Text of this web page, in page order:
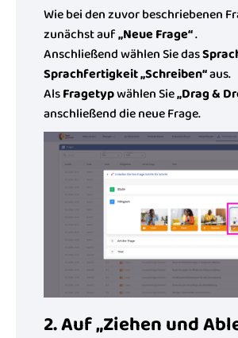
Wie bei den zuvor beschriebenen
zunächst auf„Neue Frage“.
Anschließend wählen Sie das
Sprachfertigkeit „Schreiben“aus.
AlsFragetypwählen Sie„Drag &
anschließend die neue Frage.
2. Auf „Ziehen und